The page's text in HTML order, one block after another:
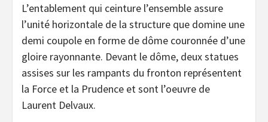
L’entablement qui ceinture l’ensemble assure
l’unité horizontale de la structure que domine une
demi coupole en forme de dôme couronnée d’une
gloire rayonnante. Devant le dôme, deux statues
assises sur les rampants du fronton représentent
la Force et la Prudence et sont l’oeuvre de
Laurent Delvaux.